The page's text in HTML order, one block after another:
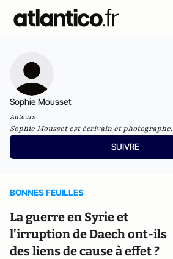
Sophie Mousset
Auteurs
Sophie Mousset est écrivain et photographe.
SUIVRE
BONNES FEUILLES
La guerre en Syrie et
l’irruption de Daech ont-ils
des liens de cause à effet ?